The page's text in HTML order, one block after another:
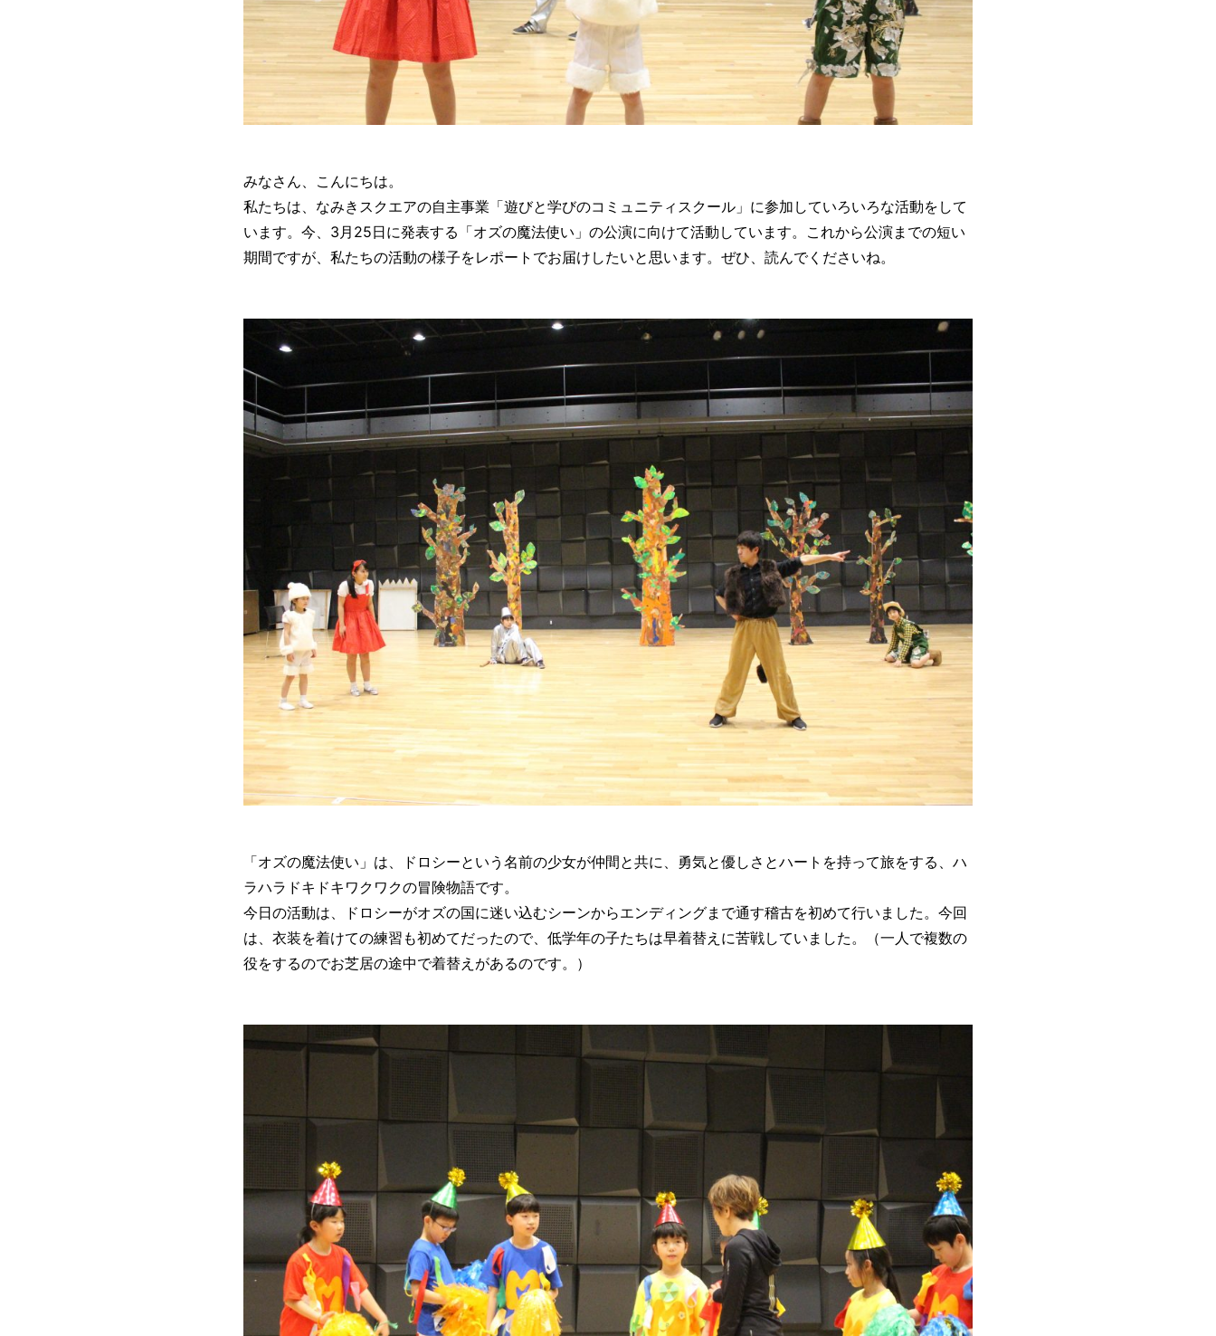
みなさん、こんにちは。
私たちは、なみきスクエアの自主事業「遊びと学びのコミュニティスクール」に参加していろいろな活動をして
います。今、3月25日に発表する「オズの魔法使い」の公演に向けて活動しています。これから公演までの短い
期間ですが、私たちの活動の様子をレポートでお届けしたいと思います。ぜひ、読んでくださいね。
「オズの魔法使い」は、ドロシーという名前の少女が仲間と共に、勇気と優しさとハートを持って旅をする、ハ
ラハラドキドキワクワクの冒険物語です。
今日の活動は、ドロシーがオズの国に迷い込むシーンからエンディングまで通す稽古を初めて行いました。今回
は、衣装を着けての練習も初めてだったので、低学年の子たちは早着替えに苦戦していました。（一人で複数の
役をするのでお芝居の途中で着替えがあるのです。）